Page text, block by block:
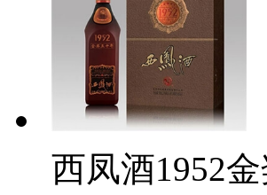
西凤酒1952